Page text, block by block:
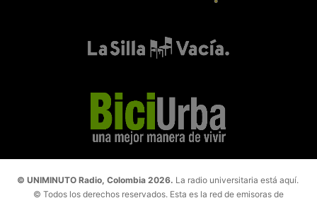
© UNIMINUTO Radio, Colombia 2026. La radio universitaria está aquí.
© Todos los derechos reservados. Esta es la red de emisoras de